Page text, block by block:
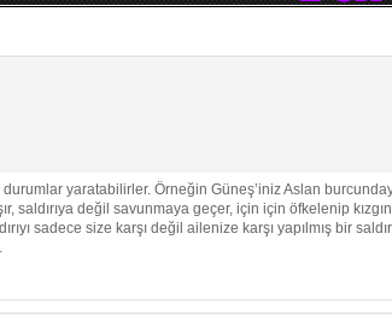
yaratabilirler. Örneğin Güneş’iniz Aslan
değil savunmaya geçer, için için öfkelenip
sadece size karşı değil ailenize karşı yapılmış bir